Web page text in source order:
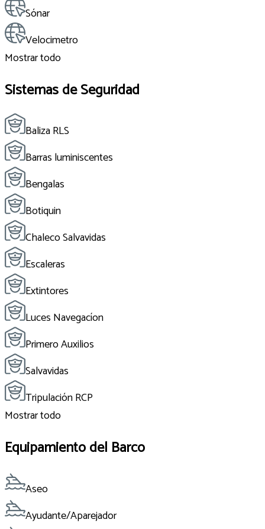
Sónar
Velocimetro
Mostrar todo
Sistemas de Seguridad
Baliza RLS
Barras luminiscentes
Bengalas
Botiquin
Chaleco Salvavidas
Escaleras
Extintores
Luces Navegacíon
Primero Auxilios
Salvavidas
Tripulación RCP
Mostrar todo
Equipamiento del Barco
Aseo
Ayudante/Aparejador